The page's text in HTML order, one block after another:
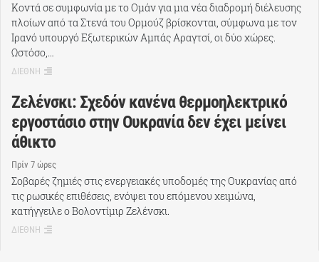
Κοντά σε συμφωνία με το Ομάν για μια νέα διαδρομή διέλευσης
πλοίων από τα Στενά του Ορμούζ βρίσκονται, σύμφωνα με τον
Ιρανό υπουργό Εξωτερικών Αμπάς Αραγτσί, οι δύο χώρες.
Ωστόσο,…
ΔΙΕΘΝΗ
Ζελένσκι: Σχεδόν κανένα θερμοηλεκτρικό
εργοστάσιο στην Ουκρανία δεν έχει μείνει
άθικτο
Πρίν 7 ώρες
Σοβαρές ζημιές στις ενεργειακές υποδομές της Ουκρανίας από
τις ρωσικές επιθέσεις, ενόψει του επόμενου χειμώνα,
κατήγγειλε ο Βολοντίμιρ Ζελένσκι.
ΔΙΕΘΝΗ